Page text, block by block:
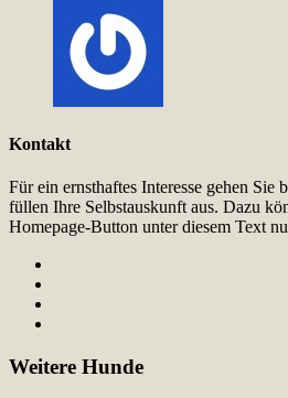
Kontakt
Für ein ernsthaftes Interesse gehen Sie
füllen Ihre Selbstauskunft aus. Dazu
Homepage-Button unter diesem Text
Weitere Hunde